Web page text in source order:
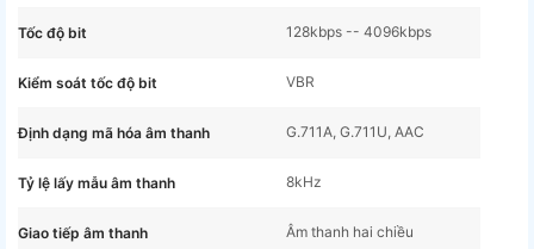
Tốc độ bit 128kbps -- 4096kbps
Kiểm soát tốc độ bit VBR
Định dạng mã hóa âm thanh G.711A, G.711U, AAC
Tỷ lệ lấy mẫu âm thanh 8kHz
Giao tiếp âm thanh Âm thanh hai chiều